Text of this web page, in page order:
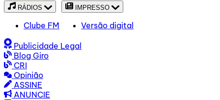
RÁDIOS
Clube FM
IMPRESSO
Versão digital
Publicidade Legal
Blog Giro
CRI
Opinião
ASSINE
ANUNCIE